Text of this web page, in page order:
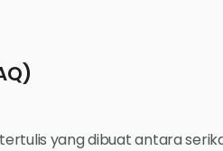
yang dibuat antara